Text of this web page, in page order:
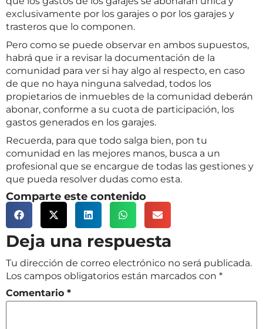
exclusivamente por los garajes o por los garajes y
trasteros que lo componen.
Pero como se puede observar en ambos supuestos,
habrá que ir a revisar la documentación de la
comunidad para ver si hay algo al respecto, en caso
de que no haya ninguna salvedad, todos los
propietarios de inmuebles de la comunidad deberán
abonar, conforme a su cuota de participación, los
gastos generados en los garajes.
Recuerda, para que todo salga bien, pon tu
comunidad en las mejores manos, busca a un
profesional que se encargue de todas las gestiones y
que pueda resolver dudas como esta.
Comparte este contenido
Deja una respuesta
Tu dirección de correo electrónico no será publicada.
Los campos obligatorios están marcados con *
Comentario *